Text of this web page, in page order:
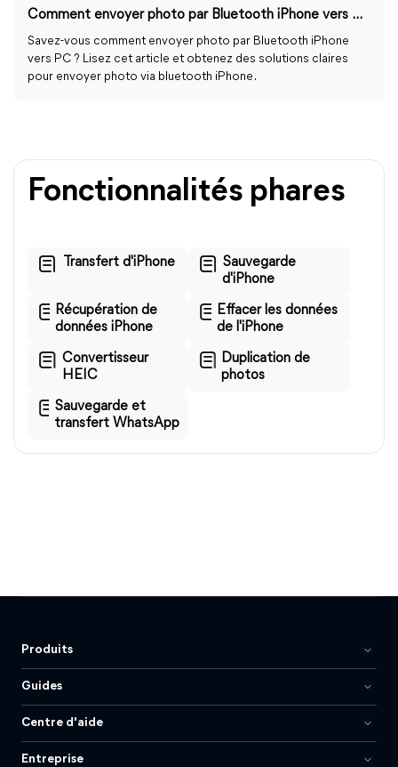
Comment envoyer photo par Bluetooth iPhone vers PC ?
Savez-vous comment envoyer photo par Bluetooth iPhone
vers PC ? Lisez cet article et obtenez des solutions claires
pour envoyer photo via bluetooth iPhone .
Fonctionnalités phares
Transfert d'iPhone
Sauvegarde
d'iPhone
Récupération de
données iPhone
Effacer les données
de l'iPhone
Convertisseur
HEIC
Duplication de
photos
Sauvegarde et
transfert WhatsApp
Produits
Guides
Centre d'aide
Entreprise